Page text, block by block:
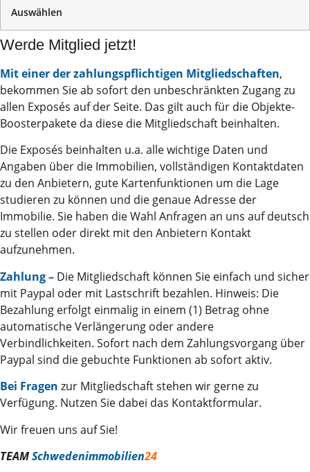
Auswählen
Werde Mitglied jetzt!
Mit einer der zahlungspflichtigen Mitgliedschaften,
bekommen Sie ab sofort den unbeschränkten Zugang zu
allen Exposés auf der Seite. Das gilt auch für die Objekte-
Boosterpakete da diese die Mitgliedschaft beinhalten.
Die Exposés beinhalten u.a. alle wichtige Daten und
Angaben über die Immobilien, vollständigen Kontaktdaten
zu den Anbietern, gute Kartenfunktionen um die Lage
studieren zu können und die genaue Adresse der
Immobilie. Sie haben die Wahl Anfragen an uns auf deutsch
zu stellen oder direkt mit den Anbietern Kontakt
aufzunehmen.
Zahlung – Die Mitgliedschaft können Sie einfach und sicher
mit Paypal oder mit Lastschrift bezahlen. Hinweis: Die
Bezahlung erfolgt einmalig in einem (1) Betrag ohne
automatische Verlängerung oder andere
Verbindlichkeiten. Sofort nach dem Zahlungsvorgang über
Paypal sind die gebuchte Funktionen ab sofort aktiv.
Bei Fragen zur Mitgliedschaft stehen wir gerne zu
Verfügung. Nutzen Sie dabei das Kontaktformular.
Wir freuen uns auf Sie!
TEAMSchwedenimmobilien24